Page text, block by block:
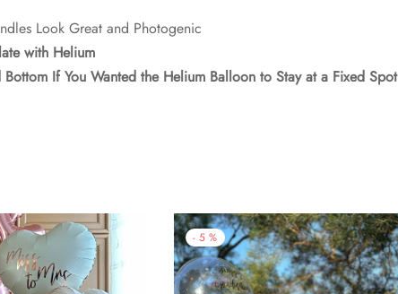
Look Great and Photogenic
with Helium
Bottom If You Wanted the Helium Balloon to Stay at a Fixed Spot
- 5 %